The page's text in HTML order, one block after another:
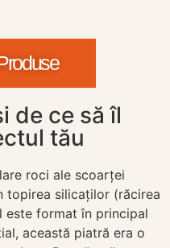
de ce să îl
tău
roci ale scoarței
topirea silicaților (răcirea
este format în principal
această piatră era o